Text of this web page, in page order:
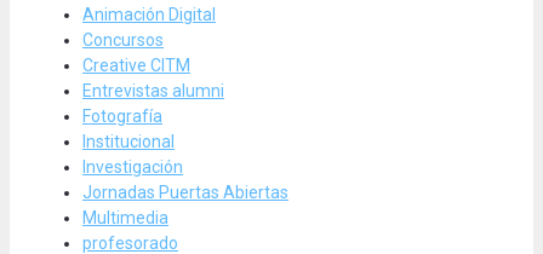
Animación Digital
Concursos
Creative CITM
Entrevistas alumni
Fotografía
Institucional
Investigación
Jornadas Puertas Abiertas
Multimedia
profesorado